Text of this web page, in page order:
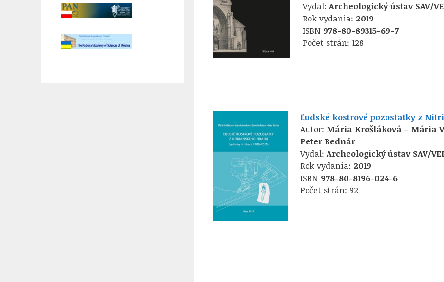
Vydal:Archeologický ústav SAV/
Rok vydania: 2019
ISBN 978-80-89315-69-7
Počet strán: 128
Ľudské kostrové pozostatky z
Autor: Mária Krošláková – Mária
Peter Bednár
Vydal: Archeologický ústav SAV/
Rok vydania: 2019
ISBN 978-80-8196-024-6
Počet strán: 92